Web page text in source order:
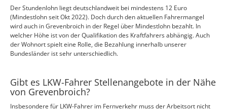
Der Stundenlohn liegt deutschlandweit bei mindestens 12 Euro
(Mindestlohn seit Okt 2022). Doch durch den aktuellen Fahrermangel
wird auch in Grevenbroich in der Regel über Mindestlohn bezahlt. In
welcher Höhe ist von der Qualifikation des Kraftfahrers abhängig. Auch
der Wohnort spielt eine Rolle, die Bezahlung innerhalb unserer
Bundesländer ist sehr unterschiedlich.
Gibt es LKW-Fahrer Stellenangebote in der Nähe
von Grevenbroich?
Insbesondere für LKW-Fahrer im Fernverkehr muss der Arbeitsort nicht